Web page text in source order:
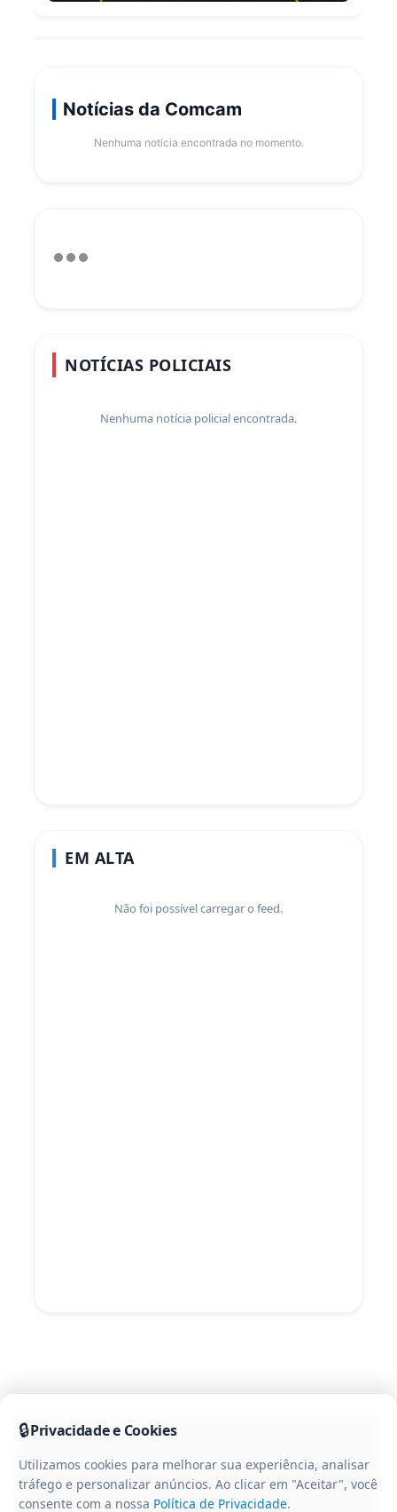
Notícias da Comcam
Nenhuma notícia encontrada no momento.
NOTÍCIAS POLICIAIS
Nenhuma notícia policial encontrada.
EM ALTA
Não foi possível carregar o feed.
🔒Privacidade e Cookies
Utilizamos cookies para melhorar sua experiência, analisar
tráfego e personalizar anúncios. Ao clicar em "Aceitar", você
consente com a nossa Política de Privacidade.